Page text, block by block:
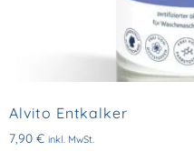
Alvito Entkalker
7,90 € inkl. MwSt.